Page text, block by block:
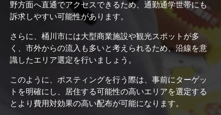
野方面へ直通でアクセスできるため、通勤通学世帯にも
訴求しやすい可能性があります。
さらに、桶川市には大型商業施設や観光スポットが多
く、市外からの流入も多いと考えられるため、沿線を意
識したエリア選定を行いましょう。
このように、ポスティングを行う際は、事前にターゲッ
トを明確にし、居住する可能性の高いエリアを選定する
とより費用対効果の高い配布が可能になります。